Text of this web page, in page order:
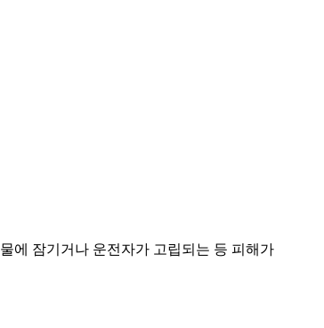
에 잠기거나 운전자가 고립되는 등 피해가